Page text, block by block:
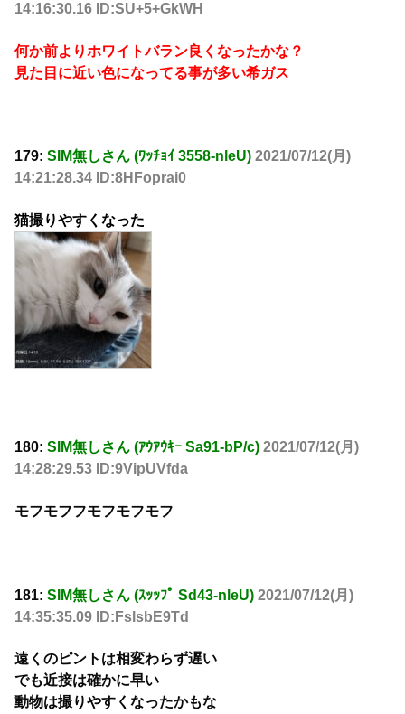
14:16:30.16 ID:SU+5+GkWH
何か前よりホワイトバラン良くなったかな？
見た目に近い色になってる事が多い希ガス
179: SIM無しさん (ﾜｯﾁｮｲ 3558-nleU) 2021/07/12(月)
14:21:28.34 ID:8HFoprai0
猫撮りやすくなった
180: SIM無しさん (ｱｳｱｳｷｰ Sa91-bP/c) 2021/07/12(月)
14:28:29.53 ID:9VipUVfda
モフモフフモフモフモフ
181: SIM無しさん (ｽｯｯﾌﾟ Sd43-nleU) 2021/07/12(月)
14:35:35.09 ID:FslsbE9Td
遠くのピントは相変わらず遅い
でも近接は確かに早い
動物は撮りやすくなったかもな